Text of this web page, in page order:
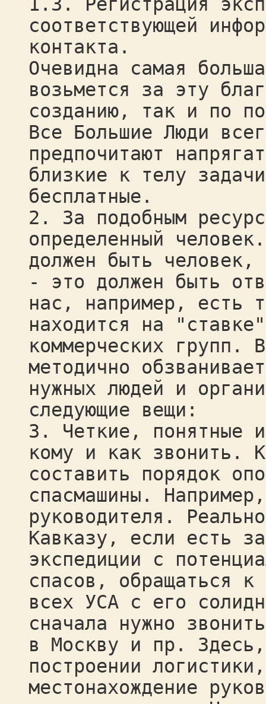
соответствующей
контакта.
Очевидна самая
возьмется за эту
созданию, так и по
Все Большие Люди
предпочитают
близкие к телу
бесплатные.
2. За подобным
определенный
должен быть человек,
- это должен быть
нас, например, есть
находится на
коммерческих групп.
методично
нужных людей и
следующие вещи:
3. Четкие, понятные
кому и как звонить.
составить порядок
спасмашины.
руководителя.
Кавказу, если есть
экспедиции с
спасов, обращаться
всех УСА с его
сначала нужно
в Москву и пр.
построении
местонахождение